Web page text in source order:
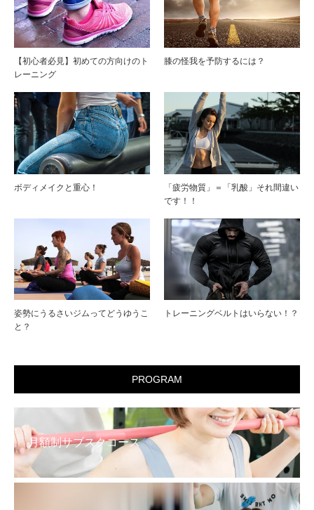
【初心者必見】初めての方向けのト
レーニング
膝の怪我を予防するには？
ボディメイクと重心！
「疲労物質」＝「乳酸」それ間違い
です！！
姿勢にうるさいジムってどうゆうこ
と？
トレーニングベルトはいらない！？
PROGRAM
月額制サブスクコース